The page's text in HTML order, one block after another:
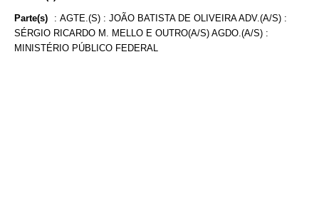
Parte(s) : AGTE.(S) : JOÃO BATISTA DE OLIVEIRA ADV.(A/S) :
SÉRGIO RICARDO M. MELLO E OUTRO(A/S) AGDO.(A/S) :
MINISTÉRIO PÚBLICO FEDERAL